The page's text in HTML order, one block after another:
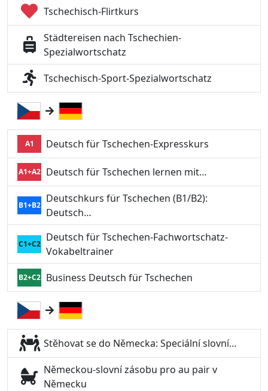
Tschechisch-Flirtkurs
Städtereisen nach Tschechien-
Spezialwortschatz
Tschechisch-Sport-Spezialwortschatz
A1 Deutsch für Tschechen-Expresskurs
A1+A2 Deutsch für Tschechen lernen mit…
B1+B2
Deutschkurs für Tschechen (B1/B2):
Deutsch…
C1+C2
Deutsch für Tschechen-Fachwortschatz-
Vokabeltrainer
B2+C2 Business Deutsch für Tschechen
Stěhovat se do Německa: Speciální slovní…
Německou-slovní zásobu pro au pair v
Německu